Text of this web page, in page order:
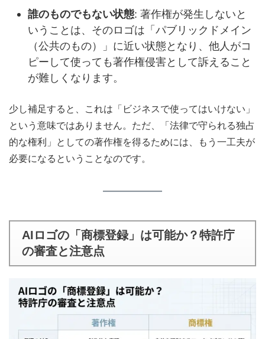
誰のものでもない状態: 著作権が発生しないと
いうことは、そのロゴは「パブリックドメイン
（公共のもの）」に近い状態となり、他人がコ
ピーして使っても著作権侵害として訴えること
が難しくなります。
少し補足すると、これは「ビジネスで使ってはいけない」
という意味ではありません。ただ、「法律で守られる独占
的な権利」としての著作権を得るためには、もう一工夫が
必要になるということなのです。
AIロゴの「商標登録」は可能か？特許庁
の審査と注意点